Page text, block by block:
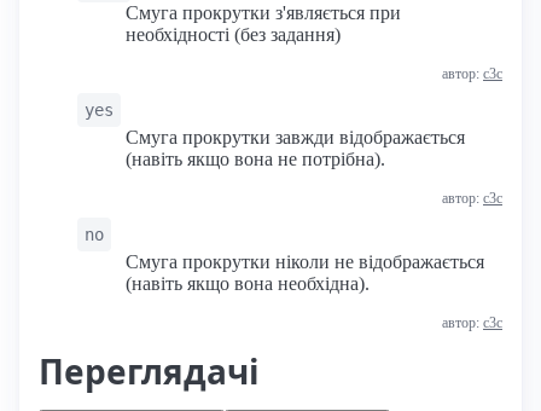
Смуга прокрутки з'являється при
необхідності (без задання)
автор: с3с
yes
Смуга прокрутки завжди відображається
(навіть якщо вона не потрібна).
автор: с3с
no
Смуга прокрутки ніколи не відображається
(навіть якщо вона необхідна).
автор: с3с
Переглядачі